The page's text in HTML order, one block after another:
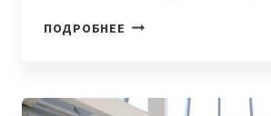
ПОДРОБНЕЕ COURSTORE
THAT